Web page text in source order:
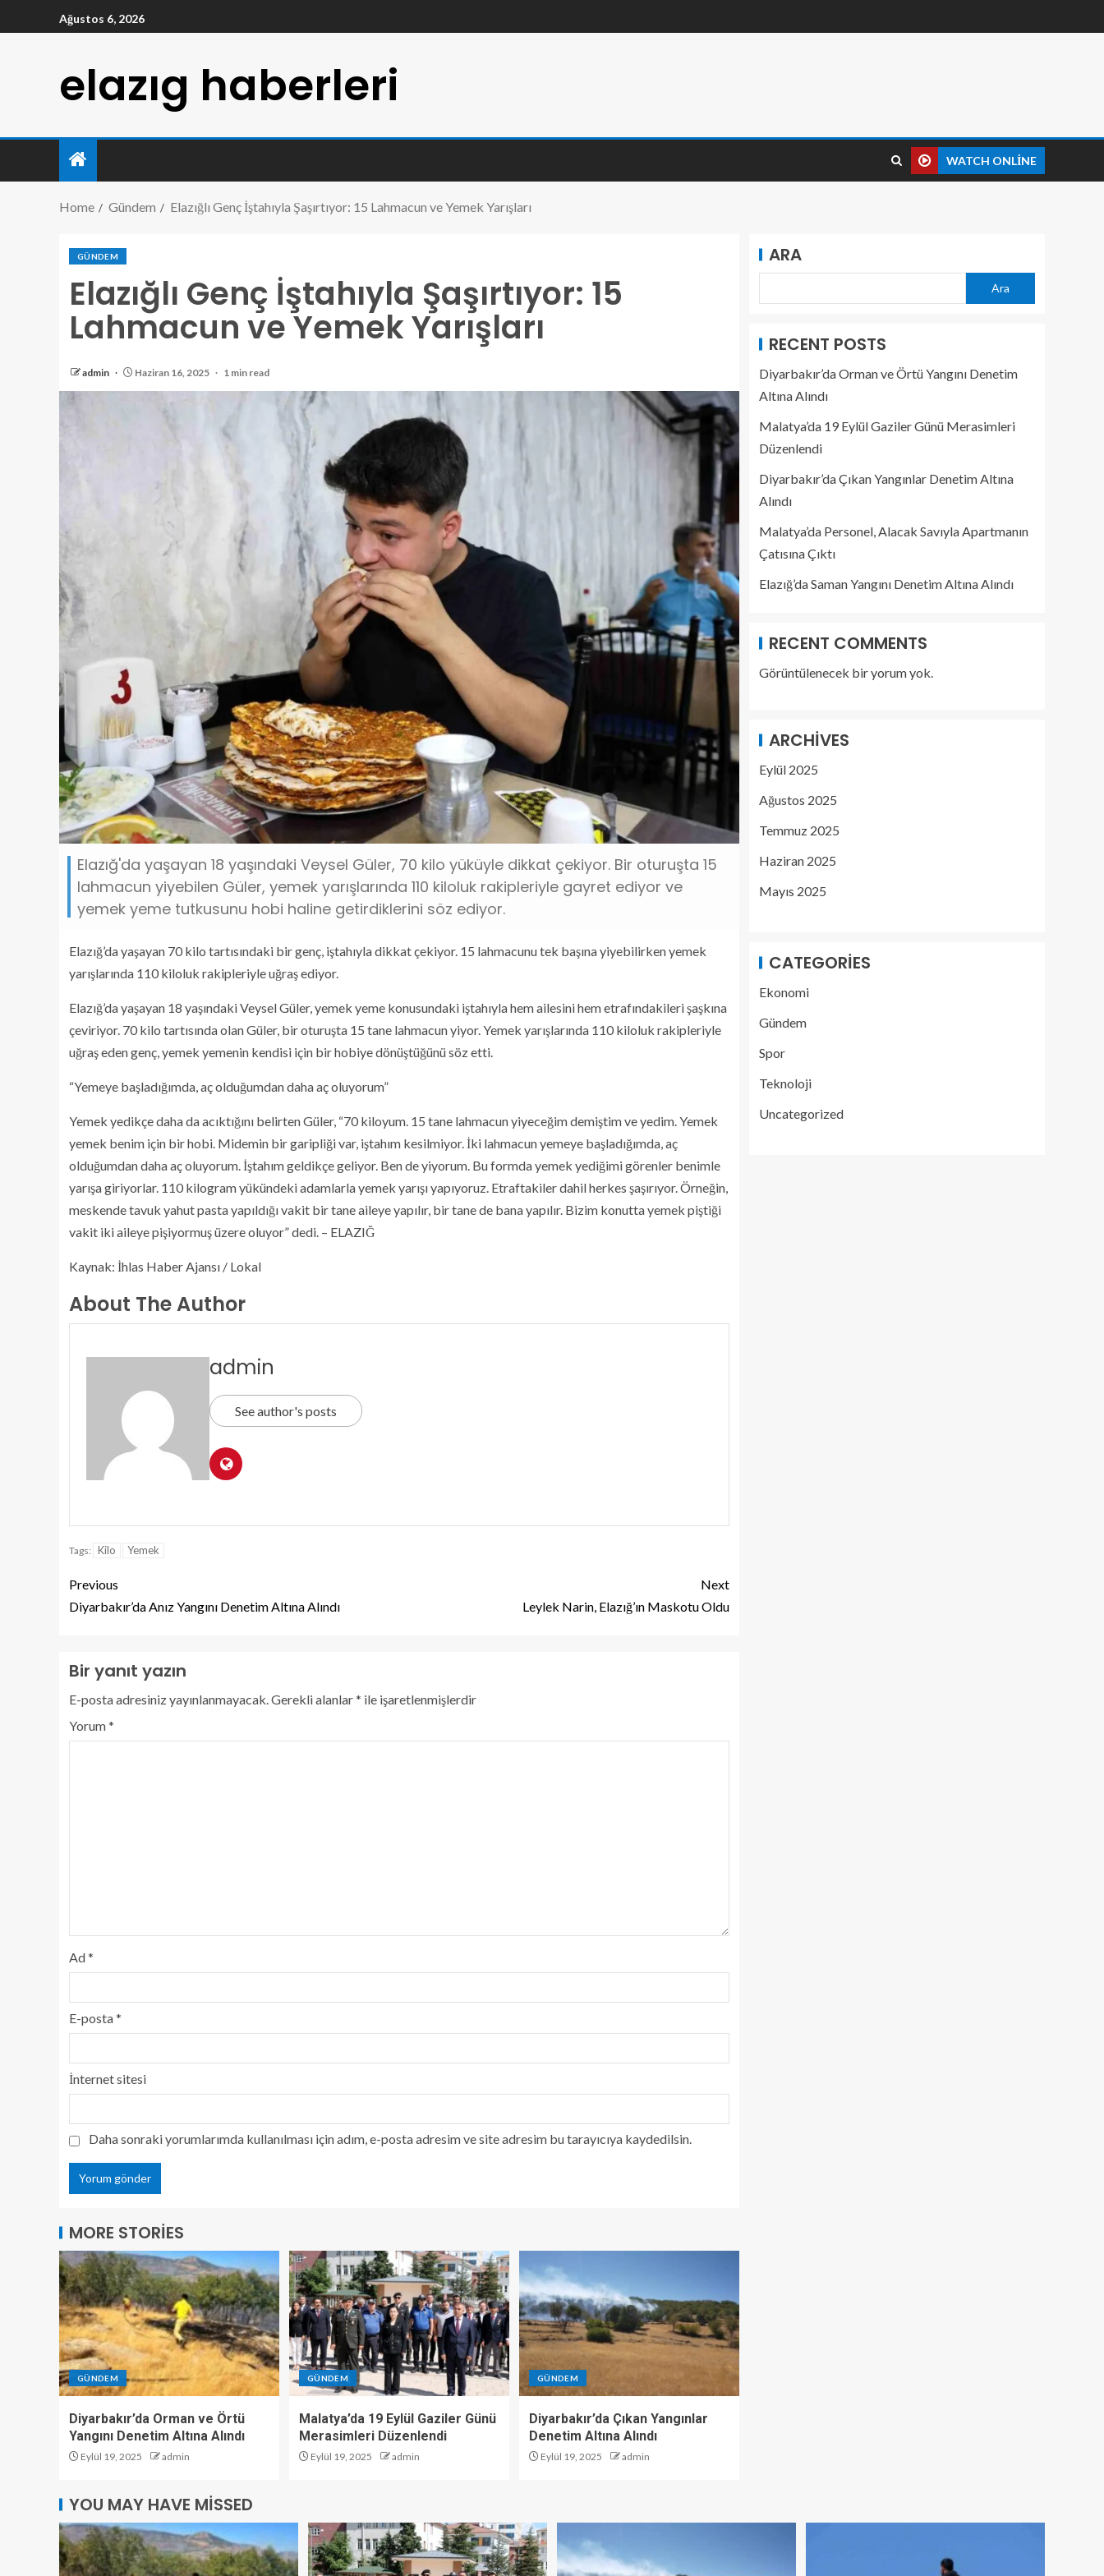
Ağustos 6, 2026
elazıg haberleri
WATCH ONLINE
Home Gündem Elazığlı Genç İştahıyla Şaşırtıyor: 15 Lahmacun ve Yemek Yarışları
GÜNDEM
Elazığlı Genç İştahıyla Şaşırtıyor: 15
Lahmacun ve Yemek Yarışları
admin Haziran 16, 2025 1 min read
Elazığ'da yaşayan 18 yaşındaki Veysel Güler, 70 kilo yüküyle dikkat çekiyor. Bir oturuşta 15
lahmacun yiyebilen Güler, yemek yarışlarında 110 kiloluk rakipleriyle gayret ediyor ve
yemek yeme tutkusunu hobi haline getirdiklerini söz ediyor.
Elazığ’da yaşayan 70 kilo tartısındaki bir genç, iştahıyla dikkat çekiyor. 15 lahmacunu tek başına yiyebilirken yemek
yarışlarında 110 kiloluk rakipleriyle uğraş ediyor.
Elazığ’da yaşayan 18 yaşındaki Veysel Güler, yemek yeme konusundaki iştahıyla hem ailesini hem etrafındakileri şaşkına
çeviriyor. 70 kilo tartısında olan Güler, bir oturuşta 15 tane lahmacun yiyor. Yemek yarışlarında 110 kiloluk rakipleriyle
uğraş eden genç, yemek yemenin kendisi için bir hobiye dönüştüğünü söz etti.
“Yemeye başladığımda, aç olduğumdan daha aç oluyorum”
Yemek yedikçe daha da acıktığını belirten Güler, “70 kiloyum. 15 tane lahmacun yiyeceğim demiştim ve yedim. Yemek
yemek benim için bir hobi. Midemin bir garipliği var, iştahım kesilmiyor. İki lahmacun yemeye başladığımda, aç
olduğumdan daha aç oluyorum. İştahım geldikçe geliyor. Ben de yiyorum. Bu formda yemek yediğimi görenler benimle
yarışa giriyorlar. 110 kilogram yükündeki adamlarla yemek yarışı yapıyoruz. Etraftakiler dahil herkes şaşırıyor. Örneğin,
meskende tavuk yahut pasta yapıldığı vakit bir tane aileye yapılır, bir tane de bana yapılır. Bizim konutta yemek piştiği
vakit iki aileye pişiyormuş üzere oluyor” dedi. – ELAZIĞ
Kaynak: İhlas Haber Ajansı / Lokal
About The Author
admin
See author's posts
Tags: Kilo Yemek
Previous
Diyarbakır’da Anız Yangını Denetim Altına Alındı
Next
Leylek Narin, Elazığ’ın Maskotu Oldu
Bir yanıt yazın
E-posta adresiniz yayınlanmayacak.Gerekli alanlar* ile işaretlenmişlerdir
Yorum*
Ad*
E-posta*
İnternet sitesi
Daha sonraki yorumlarımda kullanılması için adım, e-posta adresim ve site adresim bu tarayıcıya kaydedilsin.
MORE STORIES
GÜNDEM
Diyarbakır’da Orman ve Örtü
Yangını Denetim Altına Alındı
Eylül 19, 2025 admin
GÜNDEM
Malatya’da 19 Eylül Gaziler Günü
Merasimleri Düzenlendi
Eylül 19, 2025 admin
GÜNDEM
Diyarbakır’da Çıkan Yangınlar
Denetim Altına Alındı
Eylül 19, 2025 admin
ARA
Ara
RECENT POSTS
Diyarbakır’da Orman ve Örtü Yangını Denetim
Altına Alındı
Malatya’da 19 Eylül Gaziler Günü Merasimleri
Düzenlendi
Diyarbakır’da Çıkan Yangınlar Denetim Altına
Alındı
Malatya’da Personel, Alacak Savıyla Apartmanın
Çatısına Çıktı
Elazığ’da Saman Yangını Denetim Altına Alındı
RECENT COMMENTS
Görüntülenecek bir yorum yok.
ARCHIVES
Eylül 2025
Ağustos 2025
Temmuz 2025
Haziran 2025
Mayıs 2025
CATEGORIES
Ekonomi
Gündem
Spor
Teknoloji
Uncategorized
YOU MAY HAVE MISSED